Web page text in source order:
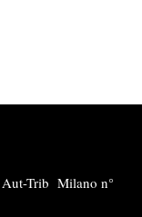
Aut-Trib Milano n°